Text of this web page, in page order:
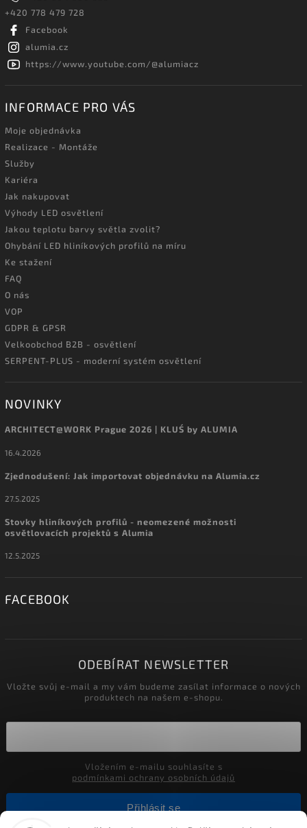
+420 778 479 728
Facebook
alumia.cz
https://www.youtube.com/@alumiacz
INFORMACE PRO VÁS
Moje objednávka
Realizace - Montáže
Služby
Kariéra
Jak nakupovat
Výhody LED osvětlení
Jakou teplotu barvy světla zvolit?
Ohybání LED hliníkových profilů na míru
Ke stažení
FAQ
O nás
VOP
GDPR & GPSR
Velkoobchod B2B - osvětlení
SERPENT-PLUS - moderní systém osvětlení
NOVINKY
ARCHITECT@WORK Prague 2026 | KLUŚ by ALUMIA
16.4.2026
Zjednodušení: Jak importovat objednávku na Alumia.cz
27.5.2025
Stovky hliníkových profilů - neomezené možnosti
osvětlovacích projektů s Alumia
12.5.2025
FACEBOOK
ODEBÍRAT NEWSLETTER
Vložte svůj e-mail a my vám budeme zasílat informace o nových
produktech na našem e-shopu.
podmínkami ochrany osobních údajů
Přihlásit se